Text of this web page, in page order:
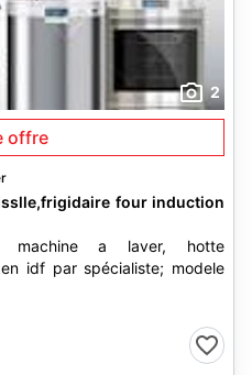
2
offre
four induction
machine a laver, hotte
idf par spécialiste; modele